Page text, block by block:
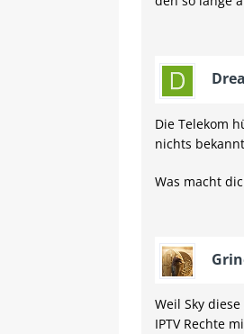
Die Telekom
nichts
Was macht
Weil Sky
IPTV Rechte